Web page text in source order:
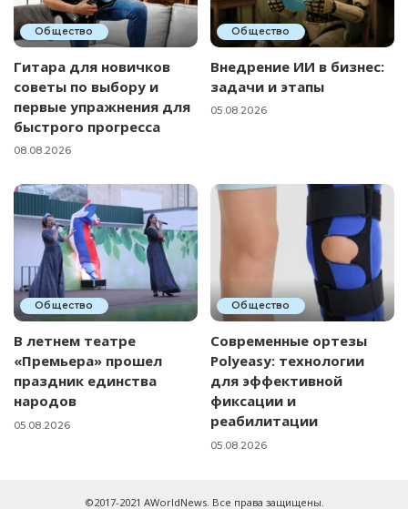
Общество
Гитара для новичков
советы по выбору и
первые упражнения для
быстрого прогресса
08.08.2026
Общество
Внедрение ИИ в бизнес:
задачи и этапы
05.08.2026
Общество
В летнем театре
«Премьера» прошел
праздник единства
народов
05.08.2026
Общество
Современные ортезы
Polyeasy: технологии
для эффективной
фиксации и
реабилитации
05.08.2026
©2017-2021 AWorldNews. Все права защищены.